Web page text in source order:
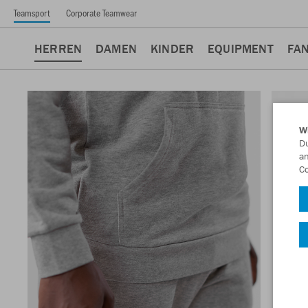
Teamsport Corporate Teamwear
HERREN DAMEN KINDER EQUIPMENT